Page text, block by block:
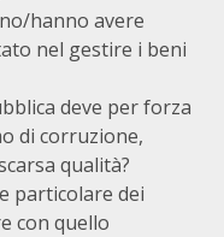
hanno avere
nel gestire i beni
deve per forza
di corruzione,
qualità?
particolare dei
con quello